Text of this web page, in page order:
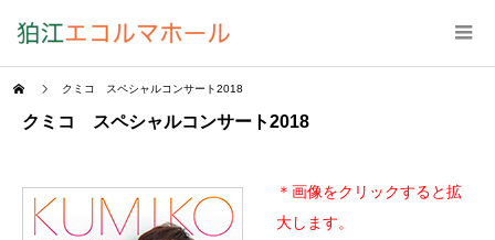
クミコ スペシャルコンサート2018
クミコ スペシャルコンサート2018
＊画像をクリックすると拡
大します。